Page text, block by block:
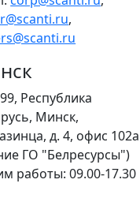
,
Республика
Минск,
д. 4, офис 102a
ГО "Белресурсы")
работы: 09.00-17.30